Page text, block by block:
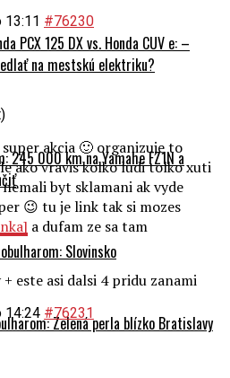
PCX 125 DX vs. Honda CUV e: –
na mestskú elektriku?
245 000 km na Yamahe FZ1N a
Slovinsko
Zelená perla blízko Bratislavy
13:11 #76230
akcia 🙂 organizuje to
ako vravis kolko ludi tolko xuti
byt sklamani ak vyde
😉 tu je link tak si mozes
a dufam ze sa tam
+ este asi dalsi 4 pridu zanami
14:24 #76231